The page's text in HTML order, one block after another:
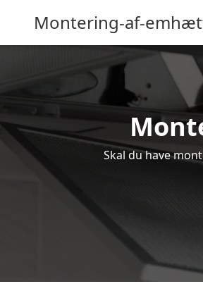
Montering-af-
Skal du have